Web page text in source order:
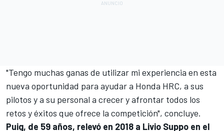
"Tengo muchas ganas de utilizar mi experiencia en esta
nueva oportunidad para ayudar a Honda HRC, a sus
pilotos y a su personal a crecer y afrontar todos los
retos y éxitos que ofrece la competición", concluye.
Puig, de 59 años, relevó en 2018 a Livio Suppo en el